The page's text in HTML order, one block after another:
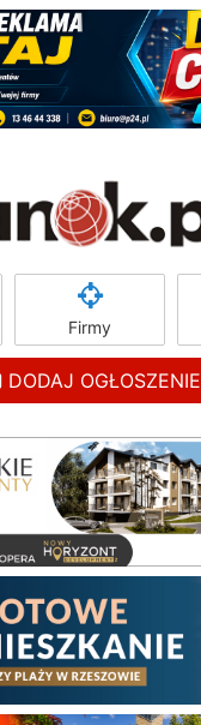
Firmy
DODAJ OGŁOSZENIE